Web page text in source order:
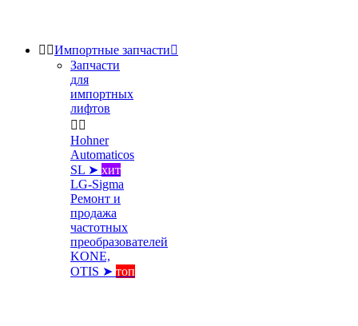
 Импортные запчасти
Запчасти
для
импортных
лифтов
 
Hohner
Automaticos
SL ➤ хит
LG-Sigma
Ремонт и
продажа
частотных
преобразователей
KONE,
OTIS ➤ топ